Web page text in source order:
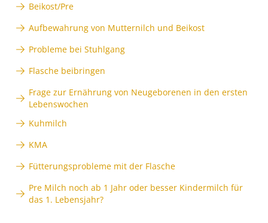
Beikost/Pre
Aufbewahrung von Mutternilch und Beikost
Probleme bei Stuhlgang
Flasche beibringen
Frage zur Ernährung von Neugeborenen in den ersten
Lebenswochen
Kuhmilch
KMA
Fütterungsprobleme mit der Flasche
Pre Milch noch ab 1 Jahr oder besser Kindermilch für
das 1. Lebensjahr?